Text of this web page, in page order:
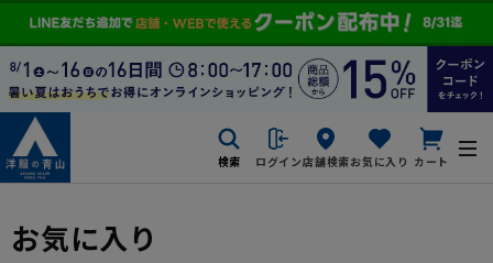
検索 ログイン店舗検索お気に入り カート
お気に入り